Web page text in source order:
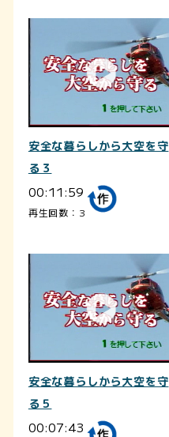
安全な暮らしから大空を守
る３
00:11:59
再生回数：3
安全な暮らしから大空を守
る５
00:07:43